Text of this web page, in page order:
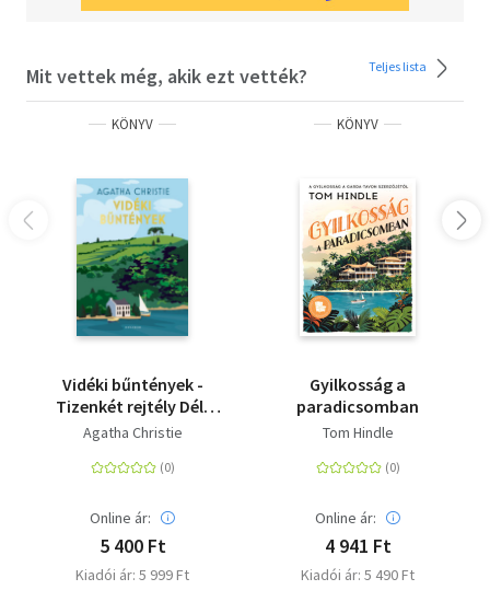
Mit vettek még, akik ezt vették? Teljes lista
KÖNYV
Vidéki bűntények -
Tizenkét rejtély Dél-
Angliából
Agatha Christie
Online ár:
5 400 Ft
Kiadói ár: 5 999 Ft
KÖNYV
Gyilkosság a
paradicsomban
Tom Hindle
Online ár:
4 941 Ft
Kiadói ár: 5 490 Ft